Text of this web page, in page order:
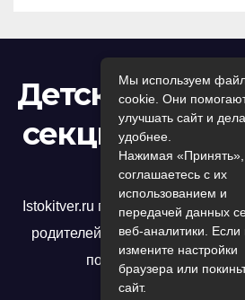
Детский
секции, игры
Istokitver.ru предлагает
родителей, которые хотят
помочь им достичь
Мы используем
cookie. Они
улучшать сайт и
удобнее.
Нажимая
соглашаетесь с их
использованием и
передачей данных
веб-аналитики.
измените настройки
браузера или
сайт.